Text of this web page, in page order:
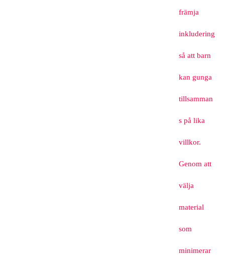
främja
inkludering
så att barn
kan gunga
tillsamman
s på lika
villkor.
Genom att
välja
material
som
minimerar